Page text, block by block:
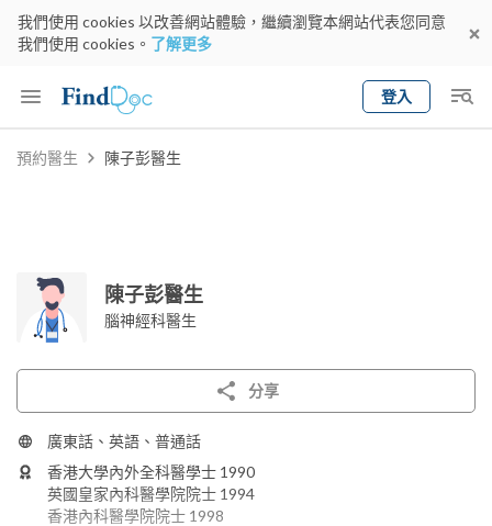
我們使用 cookies 以改善網站體驗，繼續瀏覽本網站代表您同意
我們使用 cookies。 了解更多
登入
Keyword
預約醫生 陳子彭醫生
陳子彭醫生
腦神經科醫生
分享
廣東話、英語、普通話
香港大學內外全科醫學士 1990
英國皇家內科醫學院院士 1994
香港內科醫學院院士 1998